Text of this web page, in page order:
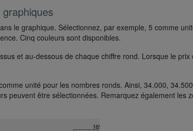
le graphique. Sélectionnez, par exemple, 5 comme
Cinq couleurs sont disponibles.
et au-dessous de chaque chiffre rond. Lorsque le prix
unité pour les nombres ronds. Ainsi, 34.000,
peuvent être sélectionnées. Remarquez également les